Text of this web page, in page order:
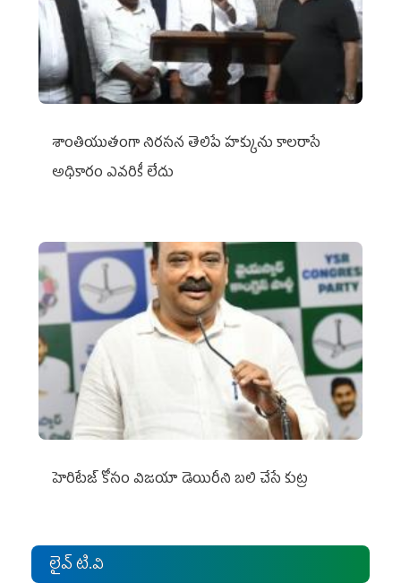
శాంతియుతంగా నిరసన తెలిపే హక్కును కాలరాసే
అధికారం ఎవరికీ లేదు
హెరిటేజ్ కోసం విజయా డెయిరీని బలి చేసే కుట్ర‌
లైవ్ టి.వి